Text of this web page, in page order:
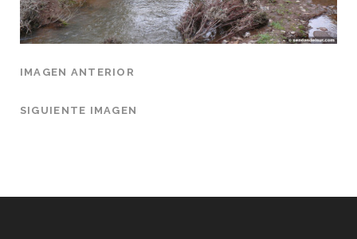
IMAGEN ANTERIOR
SIGUIENTE IMAGEN